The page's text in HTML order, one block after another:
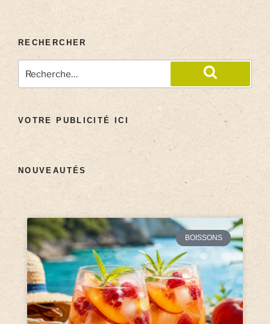
RECHERCHER
VOTRE PUBLICITÉ ICI
NOUVEAUTÉS
BOISSONS